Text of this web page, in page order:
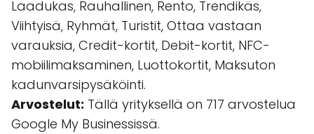
Laadukas, Rauhallinen, Rento, Trendikäs,
Viihtyisä, Ryhmät, Turistit, Ottaa vastaan
varauksia, Credit-kortit, Debit-kortit, NFC-
mobiilimaksaminen, Luottokortit, Maksuton
kadunvarsipysäköinti.
Arvostelut: Tällä yrityksellä on 717 arvostelua
Google My Businessissä.